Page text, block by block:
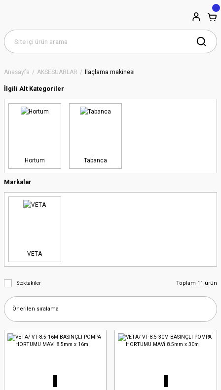
Anasayfa AKSESUARLAR İlaçlama makinesi
İlgili Alt Kategoriler
Hortum Tabanca
Markalar
VETA
Stoktakiler Toplam 11 ürün